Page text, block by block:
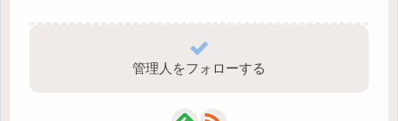
管理人をフォローする